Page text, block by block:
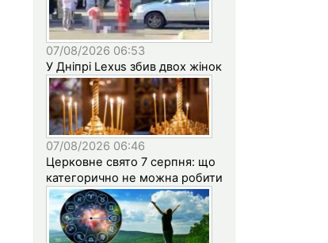
07/08/2026 06:53
У Дніпрі Lexus збив двох жінок
07/08/2026 06:46
Церковне свято 7 серпня: що
категорично не можна робити